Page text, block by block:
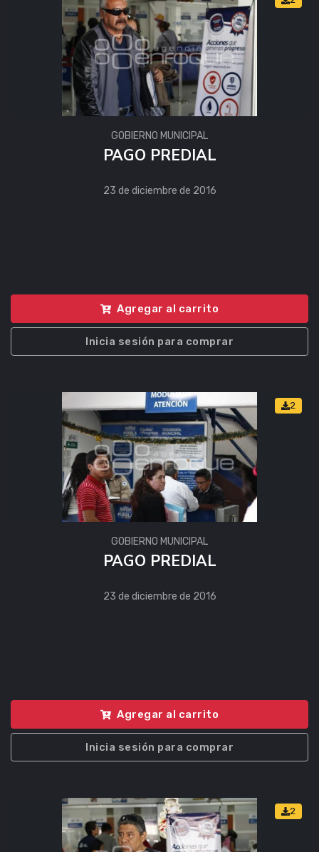
GOBIERNO MUNICIPAL
PAGO PREDIAL
23 de diciembre de 2016
Agregar al carrito
Inicia sesión para comprar
2
GOBIERNO MUNICIPAL
PAGO PREDIAL
23 de diciembre de 2016
Agregar al carrito
Inicia sesión para comprar
2